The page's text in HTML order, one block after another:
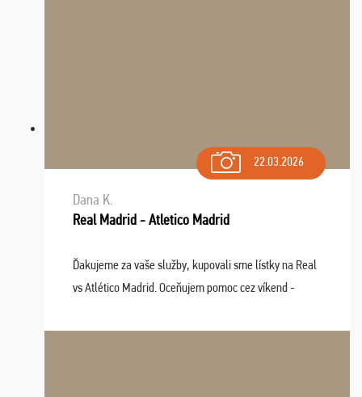
22.03.2026
Dana K.
Real Madrid - Atletico Madrid
Ďakujeme za vaše služby, kupovali sme lístky na Real
vs Atlético Madrid. Oceňujem pomoc cez víkend -
spokojnosti. Sedenie bolo dobré, štadión Barnabéu ...